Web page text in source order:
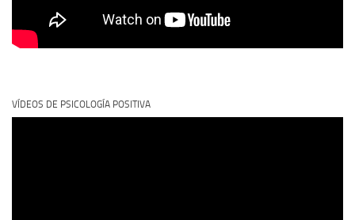
VÍDEOS DE PSICOLOGÍA POSITIVA